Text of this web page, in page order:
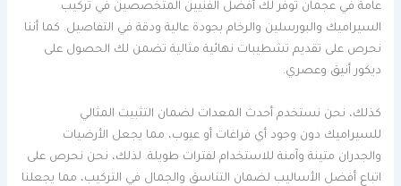
عامة في عجمان توفر لك أفضل الفنيين المتخصصين في تركيب
السيراميك والبورسلين والرخام بجودة عالية ودقة في التفاصيل. كما أننا
نحرص على تقديم تشطيبات نهائية مثالية تضمن لك الحصول على
ديكور أنيق وعصري.
كذلك، نحن نستخدم أحدث المعدات لضمان التثبيت المثالي
للسيراميك دون وجود أي فراغات أو عيوب، مما يجعل الأرضيات
والجدران متينة وآمنة للاستخدام لفترات طويلة. لذلك، نحن نحرص على
اتباع أفضل الأساليب لضمان التناسق والجمال في التركيب، مما يجعلنا